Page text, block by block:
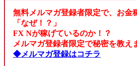
無料メルマガ登録者限定で、お金
「なぜ！？」
FX Nが稼げているのか！？
メルマガ登録者限定で秘密を教え
◆メルマガ登録はコチラ